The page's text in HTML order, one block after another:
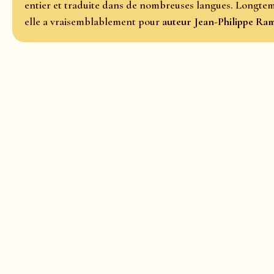
entier et traduite dans de nombreuses langues.
elle a vraisemblablement pour auteur Jean-Philippe